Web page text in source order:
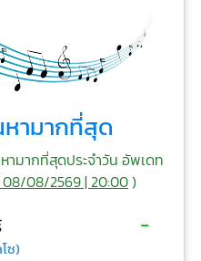
ามากที่สุด
มากที่สุดประจำวัน อัพเดท
08/2569 | 20:00)
ซ)
-